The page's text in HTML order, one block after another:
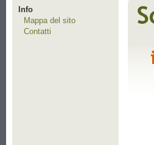
Info
Mappa del sito
Contatti